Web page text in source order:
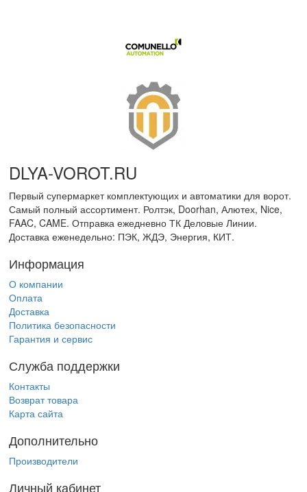
DLYA-VOROT.RU
Первый супермаркет комплектующих и автоматики для ворот.
Самый полный ассортимент. Ролтэк, Doorhan, Алютех, Nice,
FAAC, CAME. Отправка ежедневно ТК Деловые Линии.
Доставка еженедельно: ПЭК, ЖДЭ, Энергия, КИТ.
Информация
О компании
Оплата
Доставка
Политика безопасности
Гарантия и сервис
Служба поддержки
Контакты
Возврат товара
Карта сайта
Дополнительно
Производители
Личный кабинет